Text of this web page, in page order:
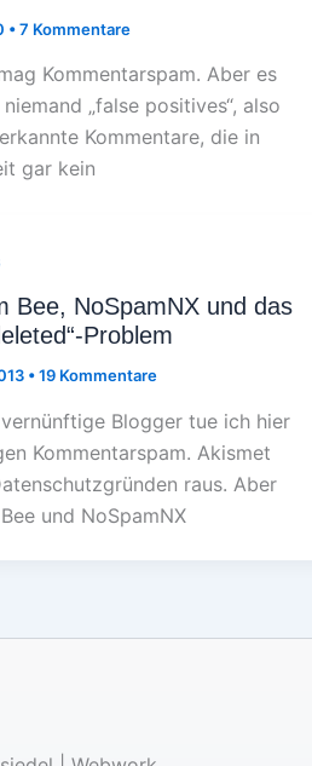
•7 Kommentare
Kommentarspam. Aber es
„false positives“, also
Kommentare, die in
gar kein
Bee, NoSpamNX und das
Problem
•19 Kommentare
Blogger tue ich hier
Kommentarspam. Akismet
raus. Aber
und NoSpamNX